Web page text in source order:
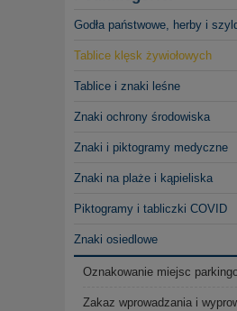
Godła państwowe, herby i
Tablice klęsk żywiołowych
Tablice i znaki leśne
Znaki ochrony środowiska
Znaki i piktogramy medyczne
Znaki na plaże i kąpieliska
Piktogramy i tabliczki COVID
Znaki osiedlowe
Oznakowanie miejsc
Zakaz wprowadzania i